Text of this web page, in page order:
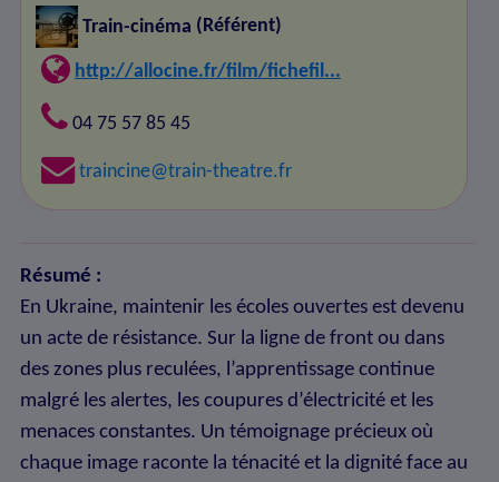
Train-cinéma (Référent)
http://allocine.fr/film/fichefil...
04 75 57 85 45
traincine@train-theatre.fr
Résumé :
En Ukraine, maintenir les écoles ouvertes est devenu
un acte de résistance. Sur la ligne de front ou dans
des zones plus reculées, l’apprentissage continue
malgré les alertes, les coupures d’électricité et les
menaces constantes. Un témoignage précieux où
chaque image raconte la ténacité et la dignité face au